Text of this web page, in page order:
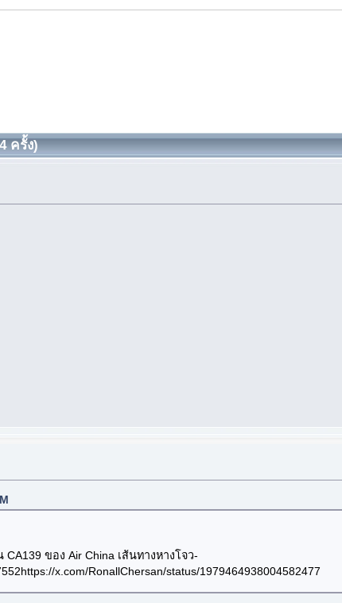
ครั้ง)
ของ Air China เส้นทางหางโจว-
x.com/RonallChersan/status/1979464938004582477